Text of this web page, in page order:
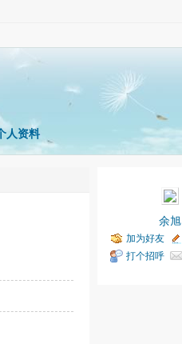
人资料
余旭
加为好友
打个招呼